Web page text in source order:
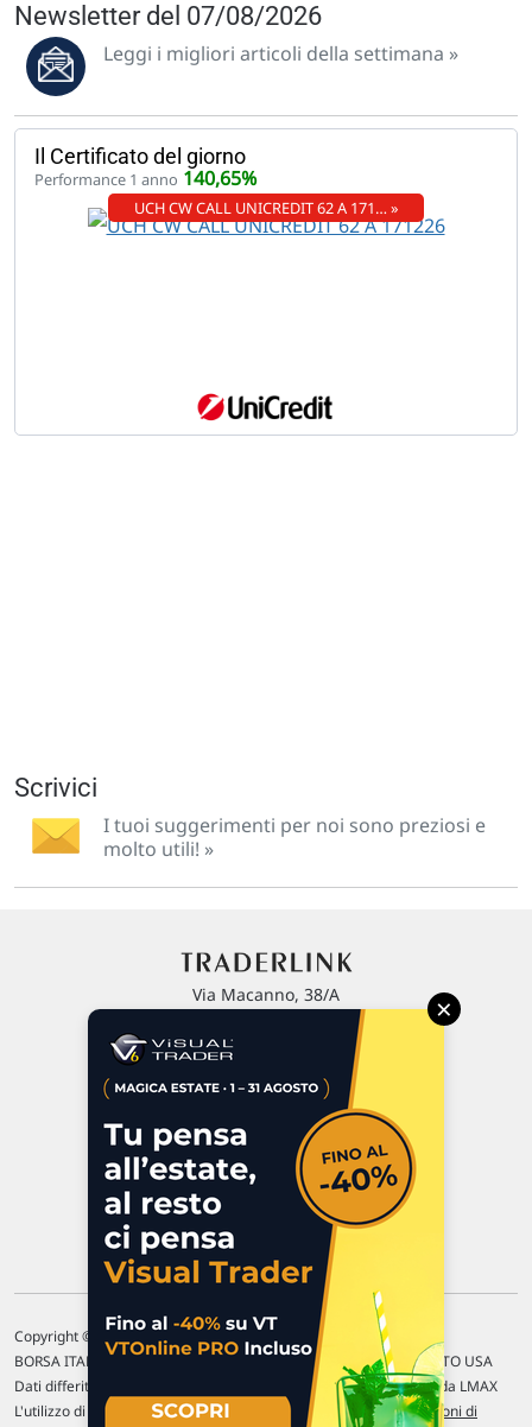
Newsletter del 07/08/2026
Leggi i migliori articoli della settimana »
Il Certificato del giorno
Performance 1 anno 140,65%
UCH CW CALL UNICREDIT 62 A 171… »
Scrivici
I tuoi suggerimenti per noi sono preziosi e
molto utili! »
Via Macanno, 38/A
P.IVA 02 452 460 401
Commenti e segnalazioni
Contattaci
Copyright © 1996-2026 Traderlink Italia s.r.l.
BORSA ITALIANA Quotazioni di borsa differite di 15 min. / MERCATO USA
Dati differiti di 15 min. (fonte Intrinio) / FOREX Quotazioni fornite da LMAX
L'utilizzo di questo sito implica l'accettazione delle nostre Condizioni di
×